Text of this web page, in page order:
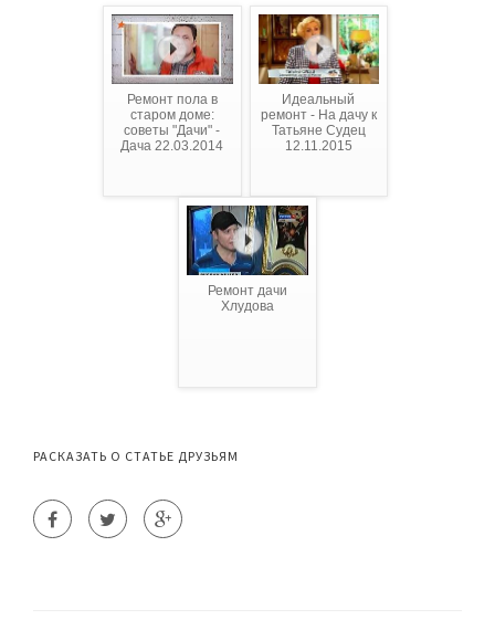
Ремонт пола в
старом доме:
советы "Дачи" -
Дача 22.03.2014
Идеальный
ремонт - На дачу к
Татьяне Судец
12.11.2015
Ремонт дачи
Хлудова
РАСКАЗАТЬ О СТАТЬЕ ДРУЗЬЯМ